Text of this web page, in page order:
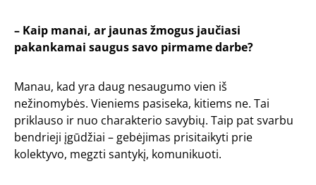
– Kaip manai, ar jaunas žmogus jaučiasi
pakankamai saugus savo pirmame darbe?
Manau, kad yra daug nesaugumo vien iš
nežinomybės. Vieniems pasiseka, kitiems ne. Tai
priklauso ir nuo charakterio savybių. Taip pat svarbu
bendrieji įgūdžiai – gebėjimas prisitaikyti prie
kolektyvo, megzti santykį, komunikuoti.